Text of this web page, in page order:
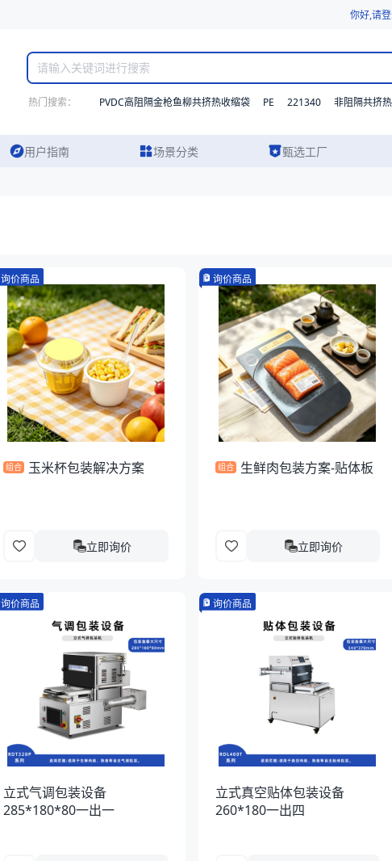
你好,请
热门搜索： PVDC高阻隔金枪鱼柳共挤热收缩袋 PE 221340 非阻隔共挤
用户指南 场景分类 甄选工厂
询价商品
组合 玉米杯包装解决方案
立即询价
询价商品
组合 生鲜肉包装方案-贴体板
立即询价
询价商品
立式气调包装设备
285*180*80一出一
询价商品
立式真空贴体包装设备
260*180一出四